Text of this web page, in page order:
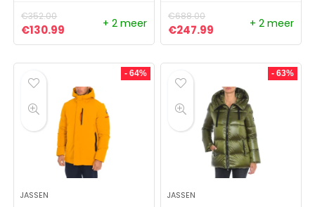
€352.00
Oorspronkelijke prijs was: €352.00.
€130.99 Huidige prijs is: €130.99.
+ 2 meer
€688.00
Oorspronkelijke prijs
€247.99 Huidige prijs is:
+ 2 meer
- 64%
JASSEN
- 63%
JASSEN